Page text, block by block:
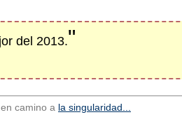
del 2013."
en camino a la singularidad...